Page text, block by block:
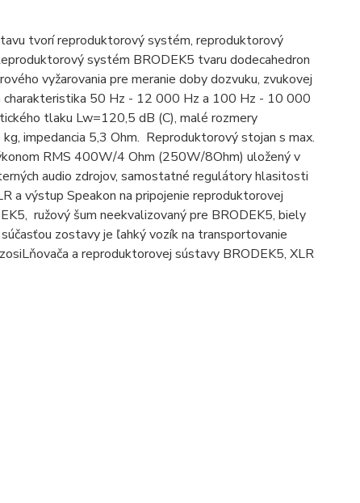
tvorí reproduktorový systém, reproduktorový
systém BRODEK5 tvaru dodecahedron
vyžarovania pre meranie doby dozvuku, zvukovej
charakteristika 50 Hz - 12 000 Hz a 100 Hz - 10 000
tlaku Lw=120,5 dB (C), malé rozmery
impedancia 5,3 Ohm. Reproduktorový stojan s max.
RMS 400W/4 Ohm (250W/8Ohm) uložený v
audio zdrojov, samostatné regulátory hlasitosti
a výstup Speakon na pripojenie reproduktorovej
ružový šum neekvalizovaný pre BRODEK5, biely
zostavy je ľahký vozík na transportovanie
a reproduktorovej sústavy BRODEK5, XLR